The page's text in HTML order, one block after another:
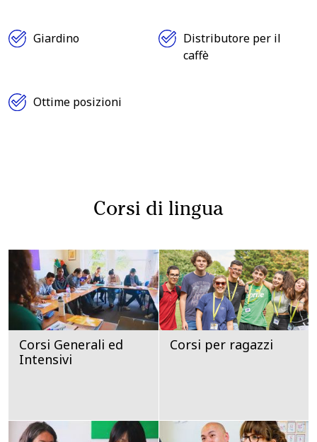
Giardino
Distributore per il
caffè
Ottime posizioni
Corsi di lingua
Corsi Generali ed
Intensivi
Corsi per ragazzi